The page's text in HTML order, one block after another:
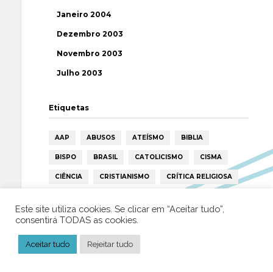
Janeiro 2004
Dezembro 2003
Novembro 2003
Julho 2003
Etiquetas
AAP ABUSOS ATEÍSMO BIBLIA
BISPO BRASIL CATOLICISMO CISMA
CIÊNCIA CRISTIANISMO CRÍTICA RELIGIOSA
ESPIRITISMO ESTATÍSTICAS
FÁTIMA HISTÓRIA
ICAR IGREJA ISLAMISMO
Este site utiliza cookies. Se clicar em “Aceitar tudo”,
consentirá TODAS as cookies.
Aceitar tudo Rejeitar tudo